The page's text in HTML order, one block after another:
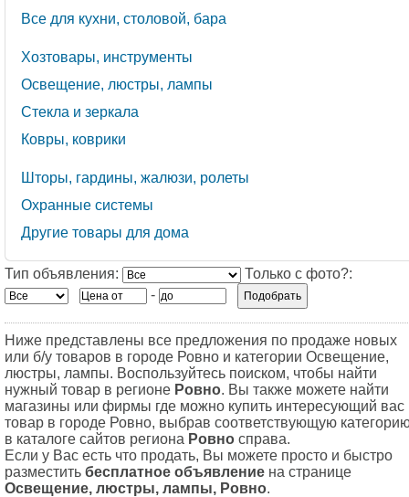
Все для кухни, столовой, бара
Хозтовары, инструменты
Освещение, люстры, лампы
Стекла и зеркала
Ковры, коврики
Шторы, гардины, жалюзи, ролеты
Охранные системы
Другие товары для дома
Тип объявления:
Только с фото?:
-
Ниже представлены все предложения по продаже новых
или б/у товаров в городе Ровно и категории Освещение,
люстры, лампы. Воспользуйтесь поиском, чтобы найти
нужный товар в регионе Ровно. Вы также можете найти
магазины или фирмы где можно купить интересующий вас
товар в городе Ровно, выбрав соответствующую
в каталоге сайтов региона Ровно справа.
Если у Вас есть что продать, Вы можете просто и быстро
разместить бесплатное объявление на странице
Освещение, люстры, лампы, Ровно.